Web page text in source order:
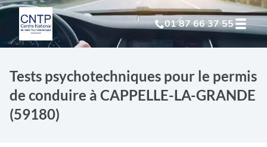
01 87 66 37 55
Test Psychotechniquesuite à annulation
Tests psychotechniques pour le permis
de conduire à CAPPELLE-LA-GRANDE
(59180)